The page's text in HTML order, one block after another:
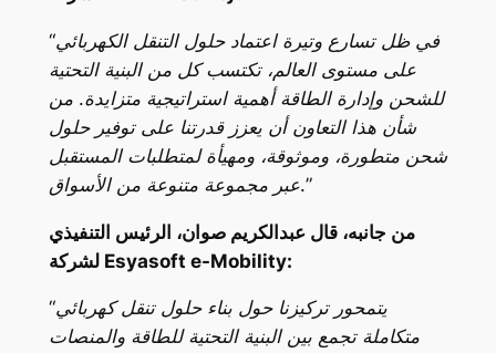
“في ظل تسارع وتيرة اعتماد حلول التنقل الكهربائي
على مستوى العالم، تكتسب كل من البنية التحتية
للشحن وإدارة الطاقة أهمية استراتيجية متزايدة. من
شأن هذا التعاون أن يعزز قدرتنا على توفير حلول
شحن متطورة، وموثوقة، ومهيأة لمتطلبات المستقبل
عبر مجموعة متنوعة من الأسواق.”
من جانبه، قال عبدالكريم صوان، الرئيس التنفيذي
لشركة Esyasoft e-Mobility:
“يتمحور تركيزنا حول بناء حلول تنقل كهربائي
متكاملة تجمع بين البنية التحتية للطاقة والمنصات